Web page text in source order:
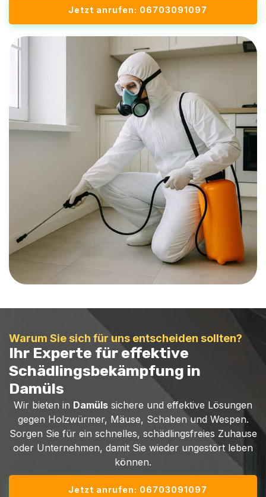
Jetzt anrufen: 06703091097
Warum Sie sich für uns entscheiden sollten?
Ihr Experte für effektive
Schädlingsbekämpfung in
Damüls
Wir bieten in Damüls sichere und effektive Lösungen
gegen Holzwürmer, Mäuse, Schaben und Wespen.
Sorgen Sie für ein schnelles, schädlingsfreies Zuhause
oder Unternehmen, damit Sie wieder ungestört leben
können.
Jetzt anrufen: 06703091097